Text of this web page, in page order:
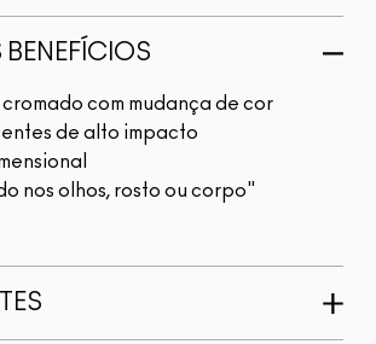
BENEFÍCIOS
com mudança de cor
de alto impacto
nos olhos, rosto ou corpo"